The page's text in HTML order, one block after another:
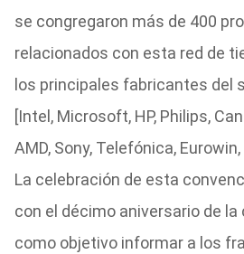
se congregaron más de 400
relacionados con esta red de
los principales fabricantes del
[Intel, Microsoft, HP, Philips,
AMD, Sony, Telefónica,
La celebración de esta
con el décimo aniversario de
como objetivo informar a los